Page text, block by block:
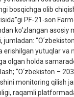
bosqichga olib
PF-21-son
ko‘zlangan asosiy
erishilgan yutuqlar va
olgan holda
“O‘zbekiston –
monitoring qilish
raqamli